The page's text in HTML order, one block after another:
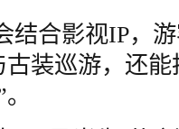
结合影视IP，
古装巡游，还